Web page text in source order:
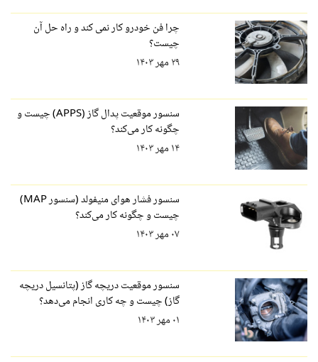
چرا فن خودرو کار نمی کند و راه حل آن
چیست؟
۲۹ مهر ۱۴۰۳
سنسور موقعیت پدال گاز (APPS) چیست و
چگونه کار می‌کند؟
۱۴ مهر ۱۴۰۳
سنسور فشار هوای منیفولد (سنسور MAP)
چیست و چگونه کار می‌کند؟
۰۷ مهر ۱۴۰۳
سنسور موقعیت دریچه گاز (پتانسیل دریچه
گاز) چیست و چه کاری انجام می‌دهد؟
۰۱ مهر ۱۴۰۳